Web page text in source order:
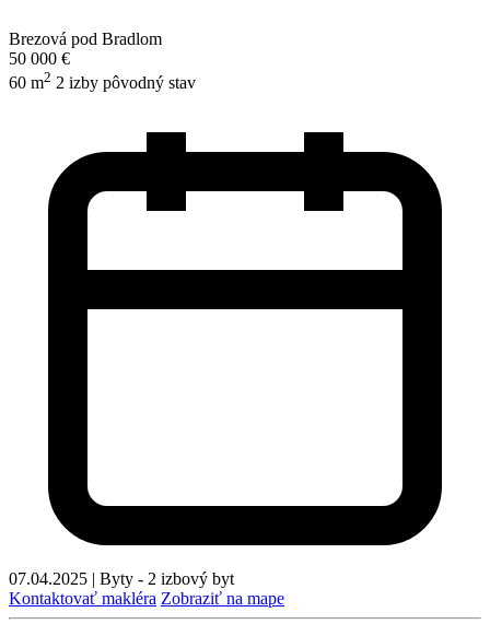
Brezová pod Bradlom
50 000 €
60 m2 2 izby pôvodný stav
07.04.2025 | Byty - 2 izbový byt
Kontaktovať makléra Zobraziť na mape